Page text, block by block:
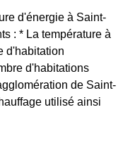
d'énergie à Saint-
: * La température à
d'habitation
d'habitations
de Saint-
utilisé ainsi